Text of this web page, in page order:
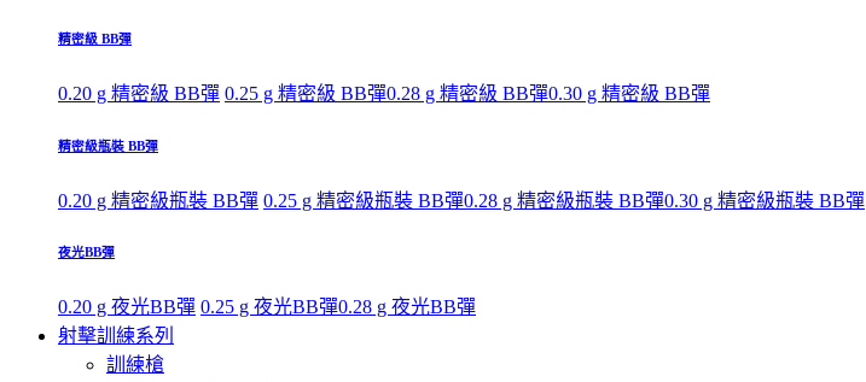
精密級 BB彈
0.20 g 精密級 BB彈 0.25 g 精密級 BB彈0.28 g 精密級 BB彈0.30 g 精密級 BB彈
精密級瓶裝 BB彈
0.20 g 精密級瓶裝 BB彈 0.25 g 精密級瓶裝 BB彈0.28 g 精密級瓶裝 BB彈0.30 g 精密級瓶裝 BB彈
夜光BB彈
0.20 g 夜光BB彈 0.25 g 夜光BB彈0.28 g 夜光BB彈
射擊訓練系列
訓練槍